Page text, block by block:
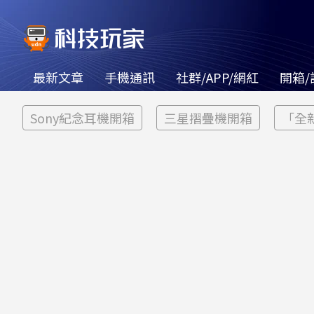
最新文章 手機通訊 社群/APP/網紅 開箱/
Sony紀念耳機開箱 三星摺疊機開箱 「